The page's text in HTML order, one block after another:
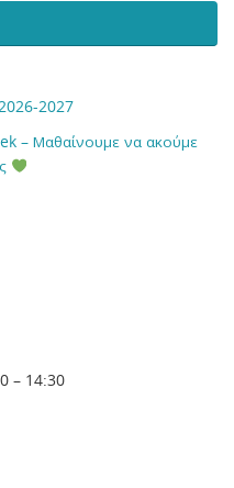
2027
– Μαθαίνουμε να ακούμε
– 14:30